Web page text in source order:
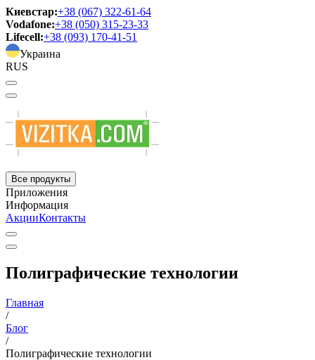
Киевстар:+38 (067) 322-61-64
Vodafone:+38 (050) 315-23-33
Lifecell:+38 (093) 170-41-51
Украина
RUS
Все продукты
Приложения
Информация
АкцииКонтакты
Полиграфические технологии
Главная
/
Блог
/
Полиграфические технологии